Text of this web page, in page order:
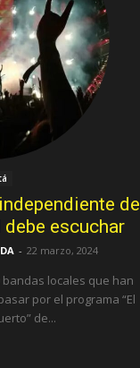
de
escuchar
- 22 marzo, 2024
locales que han
por el programa “El
de...